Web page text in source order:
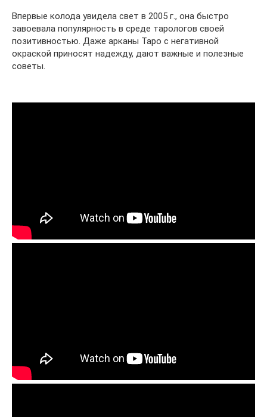
Впервые колода увидела свет в 2005 г., она быстро
завоевала популярность в среде тарологов своей
позитивностью. Даже арканы Таро с негативной
окраской приносят надежду, дают важные и полезные
советы.